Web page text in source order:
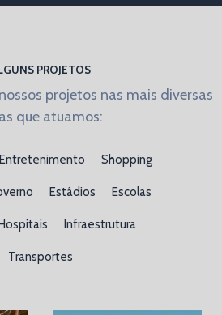
PROJETOS
projetos nas mais diversas
que atuamos:
Entretenimento Shopping
Estádios Escolas
Infraestrutura
Transportes